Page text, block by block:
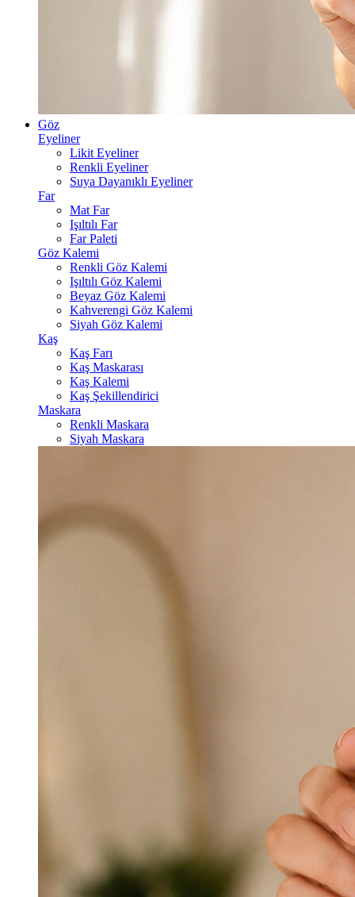
Göz
Eyeliner
Likit Eyeliner
Renkli Eyeliner
Suya Dayanıklı Eyeliner
Far
Mat Far
Işıltılı Far
Far Paleti
Göz Kalemi
Renkli Göz Kalemi
Işıltılı Göz Kalemi
Beyaz Göz Kalemi
Kahverengi Göz Kalemi
Siyah Göz Kalemi
Kaş
Kaş Farı
Kaş Maskarası
Kaş Kalemi
Kaş Şekillendirici
Maskara
Renkli Maskara
Siyah Maskara